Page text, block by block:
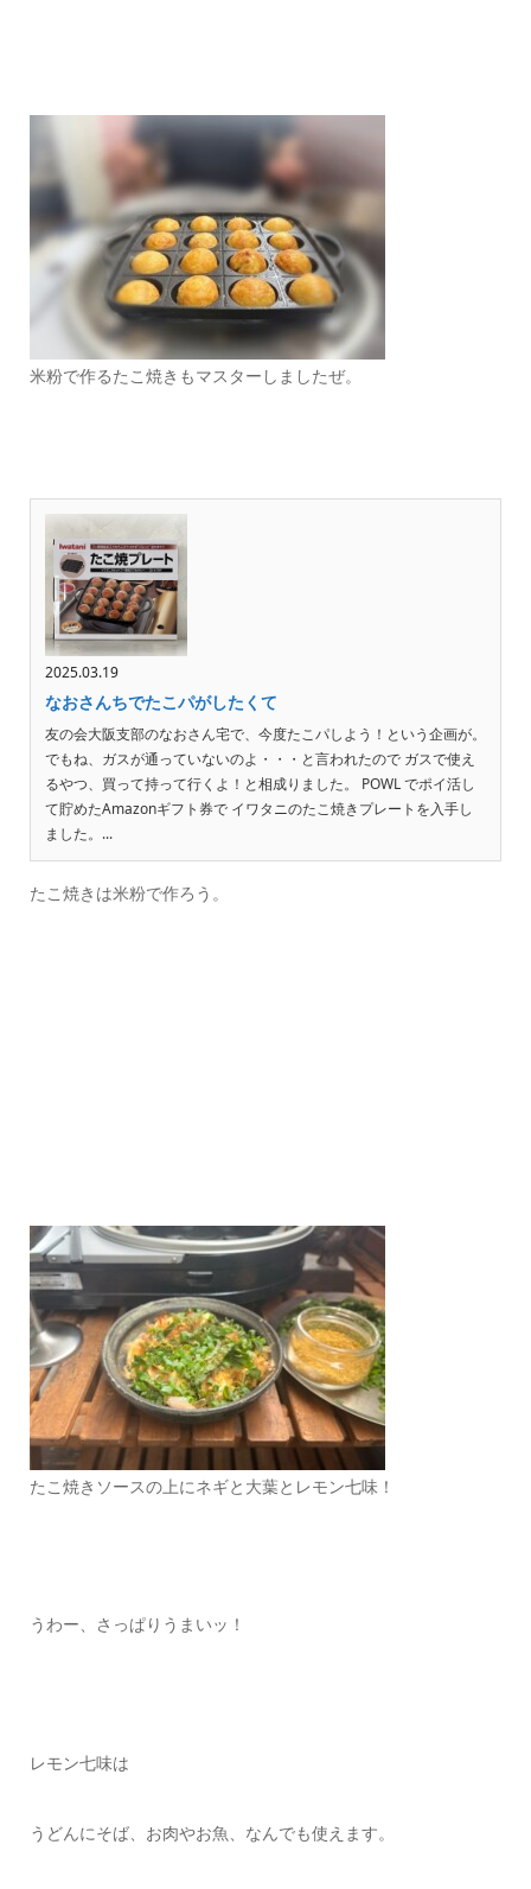
米粉で作るたこ焼きもマスターしましたぜ。
2025.03.19
なおさんちでたこパがしたくて
友の会大阪支部のなおさん宅で、今度たこパしよう！という企画が。
でもね、ガスが通っていないのよ・・・と言われたので ガスで使え
るやつ、買って持って行くよ！と相成りました。 POWL でポイ活し
て貯めたAmazonギフト券で イワタニのたこ焼きプレートを入手し
ました。...
たこ焼きは米粉で作ろう。
たこ焼きソースの上にネギと大葉とレモン七味！
うわー、さっぱりうまいッ！
レモン七味は
うどんにそば、お肉やお魚、なんでも使えます。